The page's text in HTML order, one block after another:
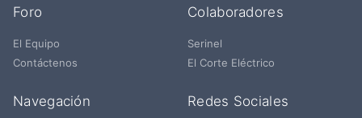
Foro
El Equipo
Contáctenos
Colaboradores
Serinel
El Corte Eléctrico
Navegación Redes Sociales